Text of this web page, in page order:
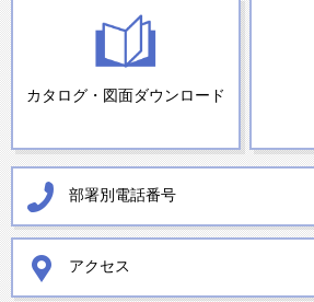
カタログ・図面ダウンロード
部署別電話番号
アクセス